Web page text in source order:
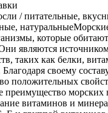
/ питательные,
натуральные
которые
являются
таких как белки,
своему
положительных
преимущество морских
витаминов и